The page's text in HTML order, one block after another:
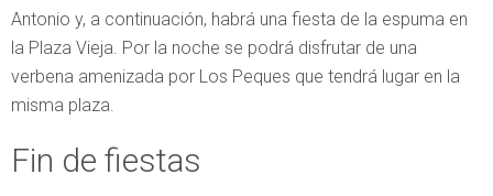
Antonio y, a continuación, habrá una fiesta de la espuma en
la Plaza Vieja. Por la noche se podrá disfrutar de una
verbena amenizada por Los Peques que tendrá lugar en la
misma plaza.
Fin de fiestas